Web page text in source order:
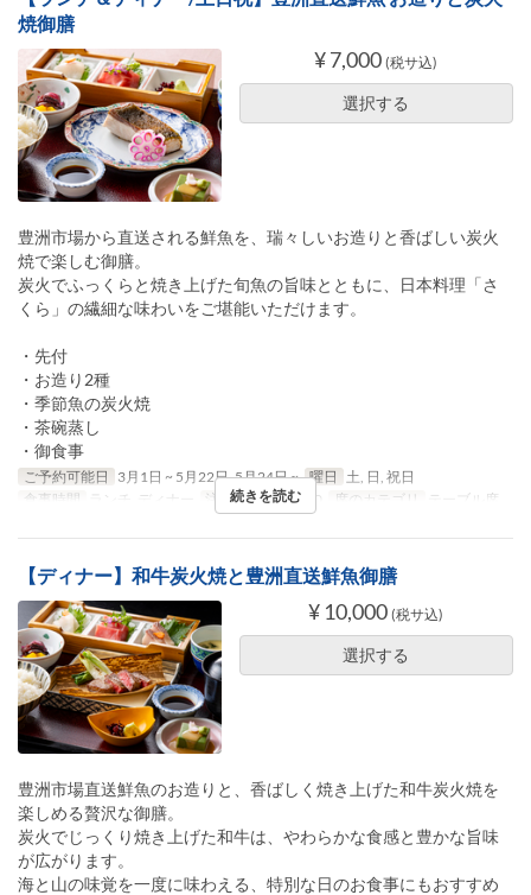
焼御膳
¥ 7,000 (税サ込)
選択する
豊洲市場から直送される鮮魚を、瑞々しいお造りと香ばしい炭火
焼で楽しむ御膳。
炭火でふっくらと焼き上げた旬魚の旨味とともに、日本料理「さ
くら」の繊細な味わいをご堪能いただけます。
・先付
・お造り2種
・季節魚の炭火焼
・茶碗蒸し
・御食事
ご予約可能日 3月1日 ~ 5月22日, 5月24日 ~ 曜日
土, 日, 祝日
食事時間
ランチ, ディナー 注文数制限 1 ~ 10 席のカテゴリ テーブル席
続きを読む
【ディナー】和牛炭火焼と豊洲直送鮮魚御膳
¥ 10,000 (税サ込)
選択する
豊洲市場直送鮮魚のお造りと、香ばしく焼き上げた和牛炭火焼を
楽しめる贅沢な御膳。
炭火でじっくり焼き上げた和牛は、やわらかな食感と豊かな旨味
が広がります。
海と山の味覚を一度に味わえる、特別な日のお食事にもおすすめ